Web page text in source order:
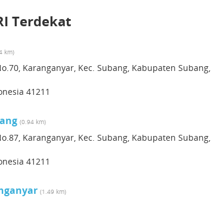
Terdekat
km)
Karanganyar, Kec. Subang, Kabupaten Subang,
41211
(0.94 km)
Karanganyar, Kec. Subang, Kabupaten Subang,
41211
(1.49 km)